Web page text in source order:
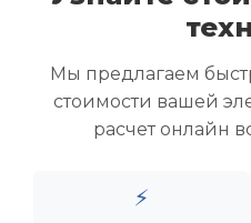
Скупка ноутбуков
Скупка ультрабуков
Скупка игровых
Скупка рабочих
Скупка старых ноутбуков
Мы предлагаем
стоимости вашей
расчет онлайн
⚡